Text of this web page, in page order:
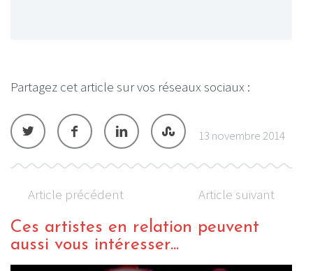
Partagez cet article sur vos réseaux sociaux :
13 novembre 2014
Article précédent Article suivant
Ces artistes en relation peuvent
aussi vous intéresser...